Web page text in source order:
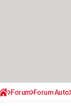
Forum Forum Auto